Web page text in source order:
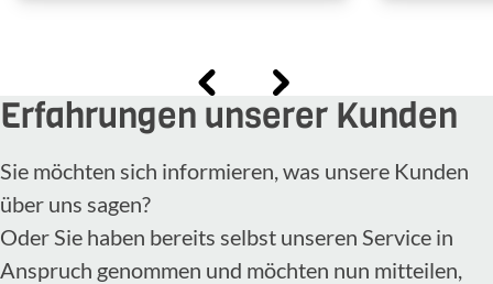
Erfahrungen unserer Kunden
Sie möchten sich informieren, was unsere Kunden
über uns sagen?
Oder Sie haben bereits selbst unseren Service in
Anspruch genommen und möchten nun mitteilen,